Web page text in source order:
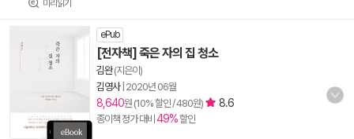
미리읽기
ePub
[전자책] 죽은 자의 집 청소
김완(지은이)
김영사| 2020년 06월
8,640원 (10% 할인 / 480원) 8.6
종이책 정가 대비 49%할인